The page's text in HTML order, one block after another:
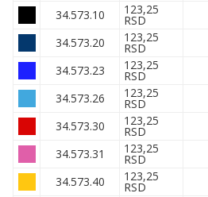
34.573.10
123,25
RSD
34.573.20
123,25
RSD
34.573.23
123,25
RSD
34.573.26
123,25
RSD
34.573.30
123,25
RSD
34.573.31
123,25
RSD
34.573.40
123,25
RSD